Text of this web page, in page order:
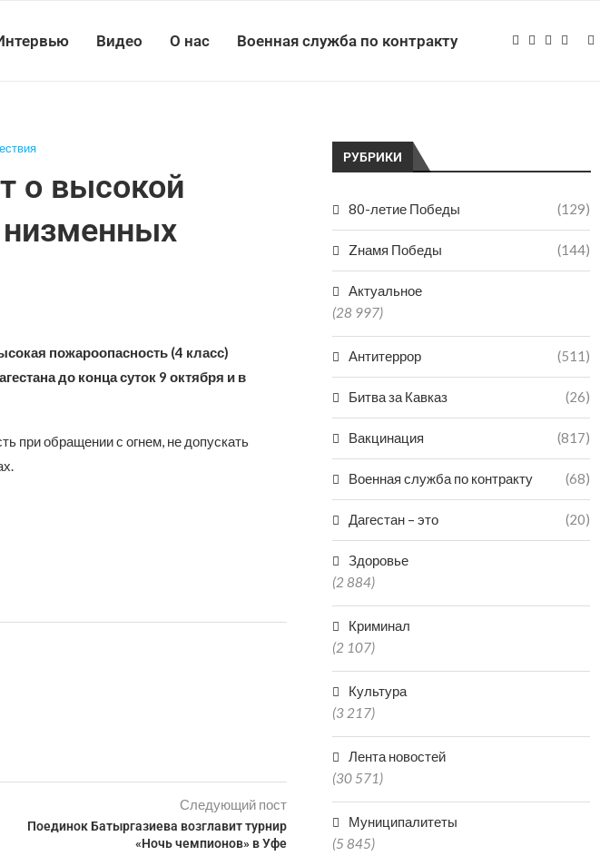
Видео О нас Военная служба по контракту
о высокой
пожароопасность (4 класс)
до конца суток 9 октября и в
при обращении с огнем, не допускать
Следующий пост
Поединок Батыргазиева возглавит турнир
«Ночь чемпионов» в Уфе
РУБРИКИ
80-летие Победы (129)
Zнамя Победы (144)
Актуальное
(28 997)
Антитеррор (511)
Битва за Кавказ (26)
Вакцинация (817)
Военная служба по контракту (68)
Дагестан – это (20)
Здоровье
(2 884)
Криминал
(2 107)
Культура
(3 217)
Лента новостей
(30 571)
Муниципалитеты
(5 845)